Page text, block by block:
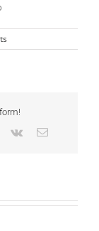
Pinterest
Vk Email